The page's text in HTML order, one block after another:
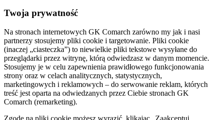
Twoja prywatność
Na stronach internetowych GK Comarch zarówno my jak i nasi
partnerzy stosujemy pliki cookie i targetowanie. Pliki cookie
(inaczej „ciasteczka”) to niewielkie pliki tekstowe wysyłane do
przeglądarki przez witrynę, którą odwiedzasz w danym momencie.
Stosujemy je w celu zapewnienia prawidłowego funkcjonowania
strony oraz w celach analitycznych, statystycznych,
marketingowych i reklamowych – do serwowanie reklam, których
treść jest oparta na odwiedzanych przez Ciebie stronach GK
Comarch (remarketing).
Zgodę na pliki cookie możesz wyrazić, klikając „Zaakceptuj